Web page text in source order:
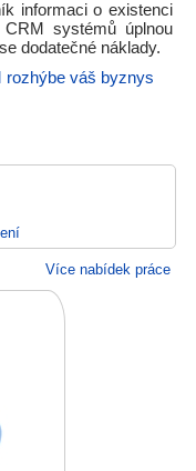
informaci o existenci
systémů úplnou
dodatečné náklady.
rozhýbe váš byznys
Více nabídek práce